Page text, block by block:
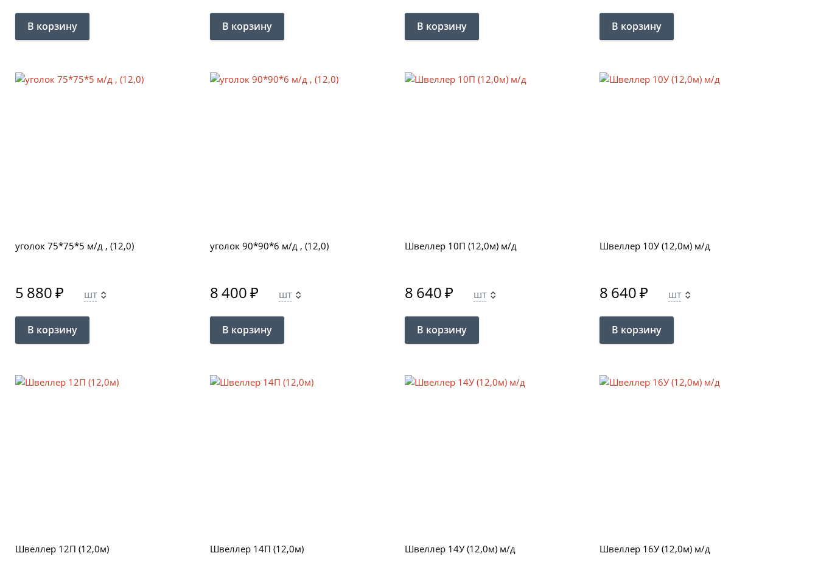
уголок 75*75*5 м/д , (12,0)
5 880₽ шт
уголок 90*90*6 м/д , (12,0)
8 400₽ шт
Швеллер 10П (12,0м) м/д
8 640₽ шт
Швеллер 10У (12,0м) м/д
8 640₽ шт
Швеллер 12П (12,0м) Швеллер 14П (12,0м) Швеллер 14У (12,0м) м/д Швеллер 16У (12,0м) м/д